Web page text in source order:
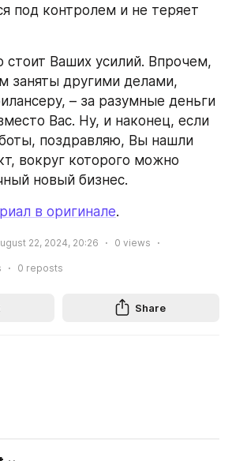
под контролем и не теряет
стоит Ваших усилий. Впрочем,
заняты другими делами,
– за разумные деньги
Вас. Ну, и наконец, если
поздравляю, Вы нашли
вокруг которого можно
новый бизнес.
в оригинале.
22, 2024, 20:26 0 views
0 reposts
Share